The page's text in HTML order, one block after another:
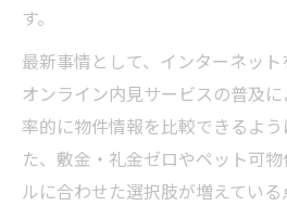
す。
最新事情として、インターネッ
オンライン内見サービスの普及
率的に物件情報を比較できるよ
た、敷金・礼金ゼロやペット可
ルに合わせた選択肢が増えている